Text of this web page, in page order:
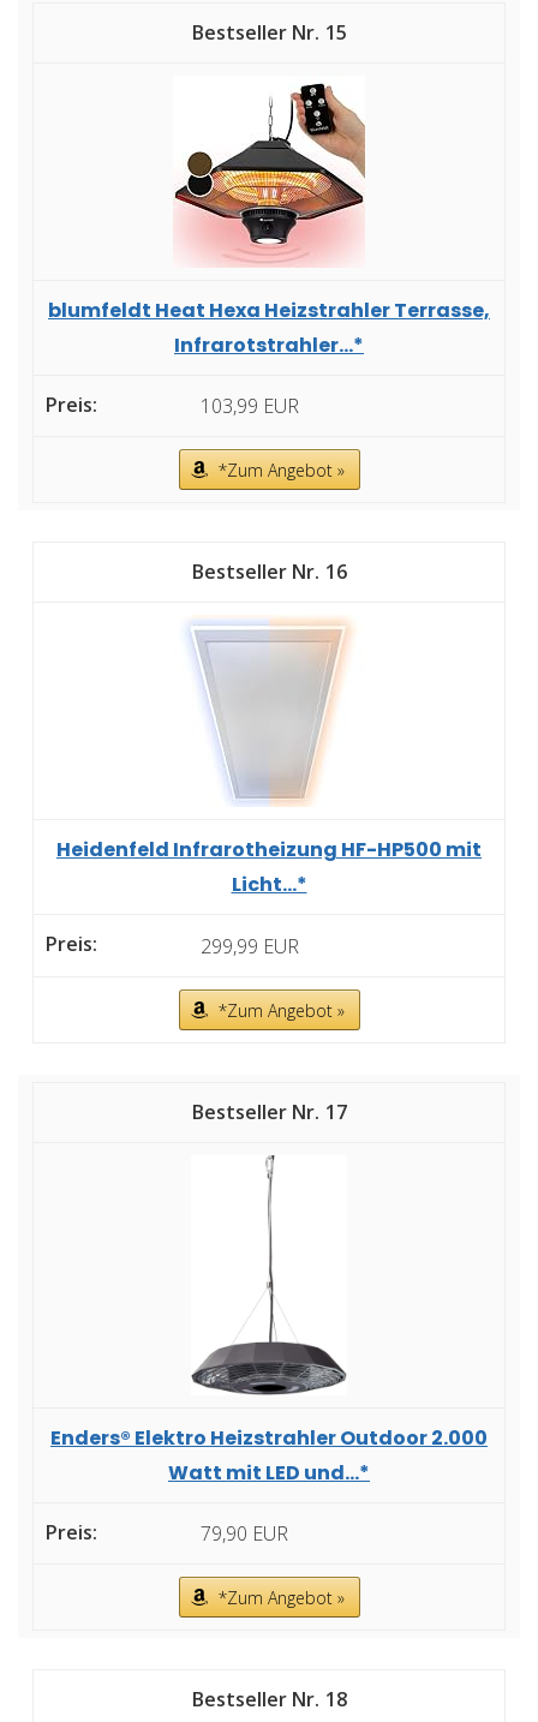
15
blumfeldt Heat Hexa Heizstrahler Terrasse,
Infrarotstrahler...*
103,99 EUR
*Zum Angebot »
16
Heidenfeld Infrarotheizung HF-HP500 mit
Licht...*
299,99 EUR
*Zum Angebot »
17
Enders® Elektro Heizstrahler Outdoor 2.000
Watt mit LED und...*
79,90 EUR
*Zum Angebot »
18